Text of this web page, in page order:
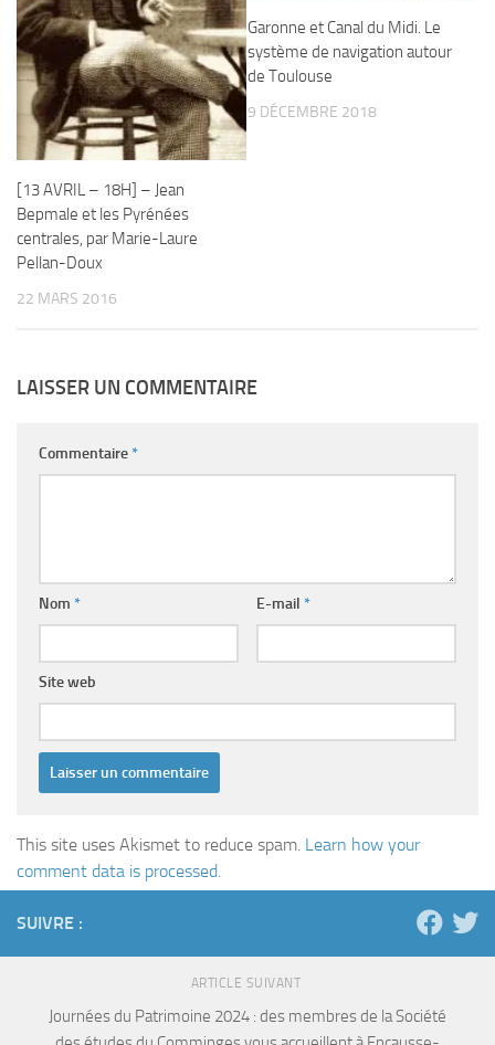
[13 AVRIL – 18H] – Jean
Bepmale et les Pyrénées
centrales, par Marie-Laure
Pellan-Doux
22 MARS 2016
Garonne et Canal du Midi. Le
système de navigation autour
de Toulouse
9 DÉCEMBRE 2018
LAISSER UN COMMENTAIRE
Commentaire*
Nom * E-mail *
Site web
This site uses Akismet to reduce spam. Learn how your
comment data is processed.
SUIVRE :
ARTICLE SUIVANT
Journées du Patrimoine 2024 : des membres de la Société